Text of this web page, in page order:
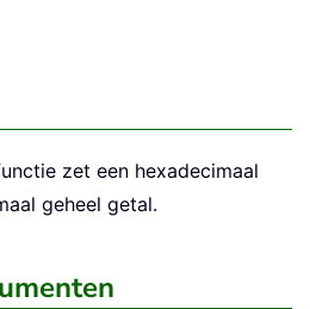
zet een hexadecimaal
geheel getal.